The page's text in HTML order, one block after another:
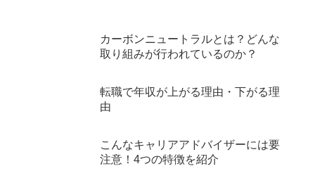
カーボンニュートラルとは？どんな
取り組みが行われているのか？
転職で年収が上がる理由・下がる理
由
こんなキャリアアドバイザーには要
注意！4つの特徴を紹介